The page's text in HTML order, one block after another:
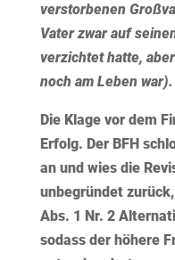
verstorbenen
Vater zwar auf
verzichtet hatte,
noch am Leben war).
Die Klage vor dem
Erfolg. Der BFH
an und wies die
unbegründet
Abs. 1 Nr. 2
sodass der höhere